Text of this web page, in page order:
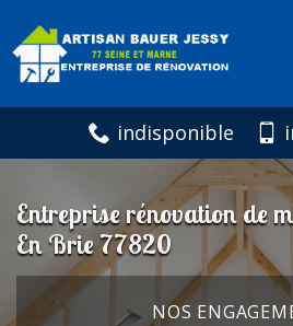
indisponible
Entreprise rénovation de
En Brie 77820
NOS